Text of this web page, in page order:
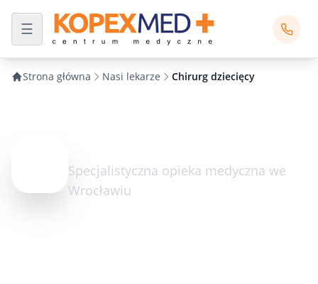
Strona główna Nasi lekarze Chirurg dziecięcy
Specjalistyczna opieka medyczna we
Wrocławiu